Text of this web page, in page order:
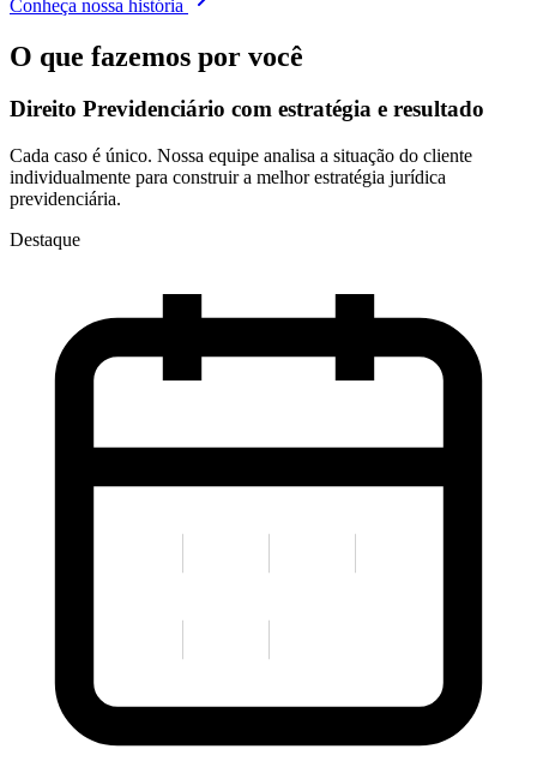
Conheça nossa história
O que fazemos por você
Direito Previdenciário com estratégia e resultado
Cada caso é único. Nossa equipe analisa a situação do cliente
individualmente para construir a melhor estratégia jurídica
previdenciária.
Destaque